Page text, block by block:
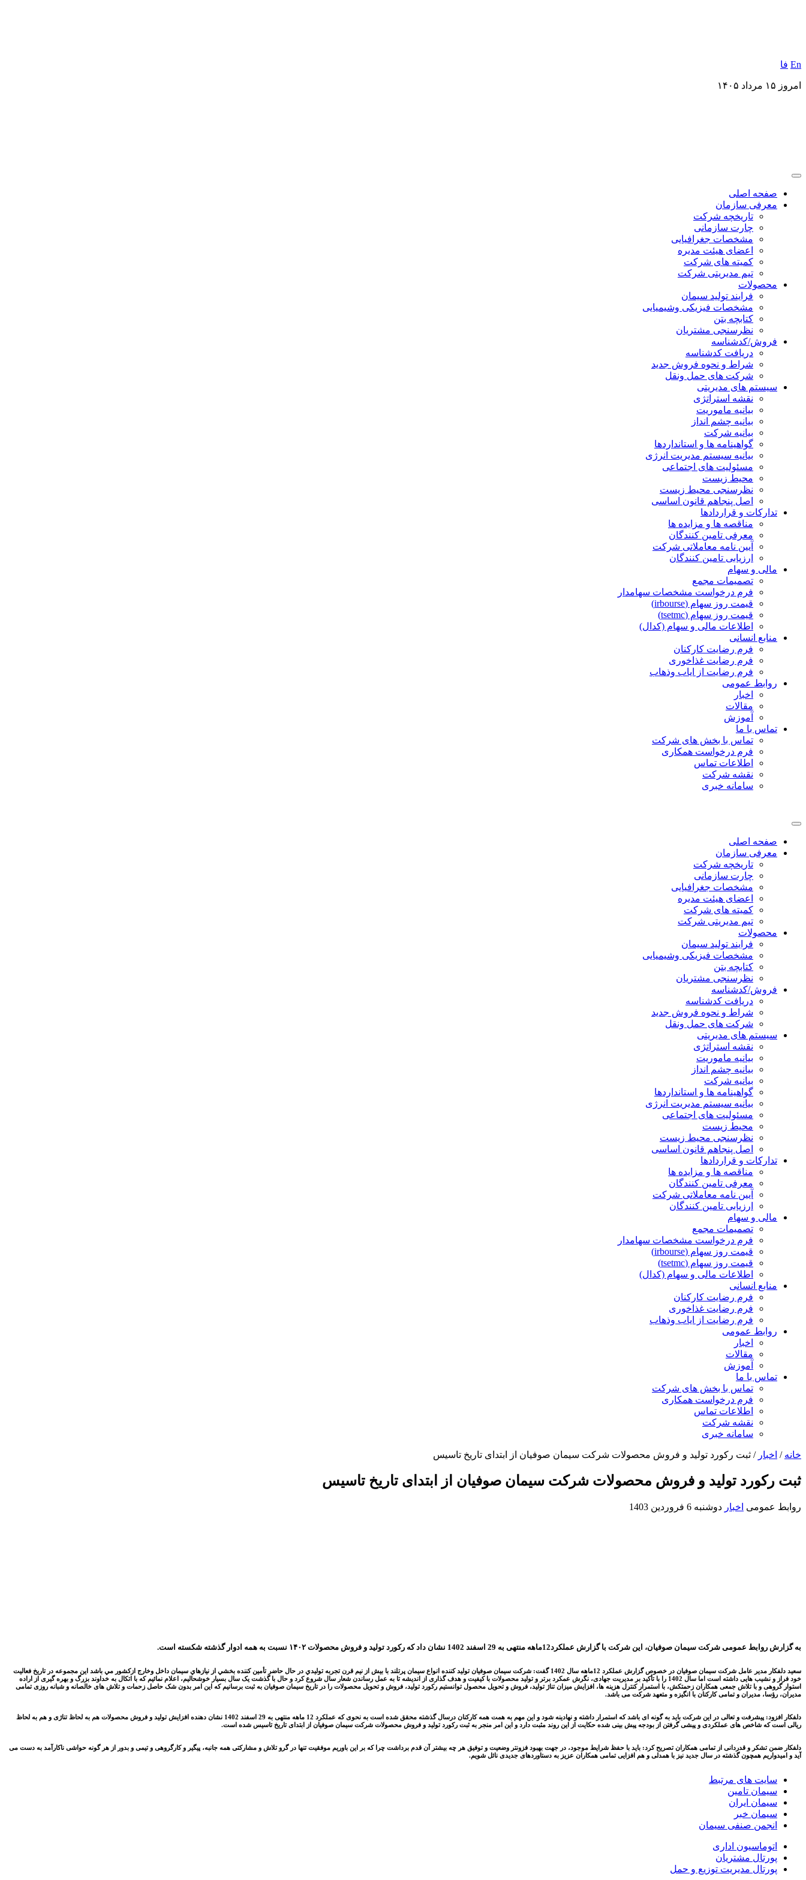
En فا
امروز ۱۵ مرداد ۱۴۰۵
صفحه اصلی
معرفی سازمان
تاریخچه شرکت
چارت سازمانی
مشخصات جغرافیایی
اعضای هیئت مدیره
کمیته های شرکت
تیم مدیریتی شرکت
محصولات
فرایند تولید سیمان
مشخصات فیزیکی وشیمیایی
کتابچه بتن
نظرسنجی مشتریان
فروش/کدشناسه
دریافت کدشناسه
شراط و نحوه فروش جدید
شرکت های حمل ونقل
سیستم های مدیریتی
نقشه استراتژی
بیانیه ماموریت
بیانیه چشم انداز
بیانیه شرکت
گواهینامه ها و استانداردها
بیانیه سیستم مدیریت انرژی
مسئولیت های اجتماعی
محیط زیست
نظرسنجی محیط زیست
اصل پنجاهم قانون اساسی
تدارکات و قراردادها
مناقصه ها و مزایده ها
معرفی تامین کنندگان
آیین نامه معاملاتی شرکت
ارزیابی تامین کنندگان
مالی و سهام
تصمیمات مجمع
فرم درخواست مشخصات سهامدار
قیمت روز سهام (irbourse)
قیمت روز سهام (tsetmc)
اطلاعات مالی و سهام (کدال)
منابع انسانی
فرم رضایت کارکنان
فرم رضایت غذاخوری
فرم رضایت از ایاب وذهاب
روابط عمومی
اخبار
مقالات
آموزش
تماس با ما
تماس با بخش های شرکت
فرم درخواست همکاری
اطلاعات تماس
نقشه شرکت
سامانه خبری
صفحه اصلی
معرفی سازمان
تاریخچه شرکت
چارت سازمانی
مشخصات جغرافیایی
اعضای هیئت مدیره
کمیته های شرکت
تیم مدیریتی شرکت
محصولات
فرایند تولید سیمان
مشخصات فیزیکی وشیمیایی
کتابچه بتن
نظرسنجی مشتریان
فروش/کدشناسه
دریافت کدشناسه
شراط و نحوه فروش جدید
شرکت های حمل ونقل
سیستم های مدیریتی
نقشه استراتژی
بیانیه ماموریت
بیانیه چشم انداز
بیانیه شرکت
گواهینامه ها و استانداردها
بیانیه سیستم مدیریت انرژی
مسئولیت های اجتماعی
محیط زیست
نظرسنجی محیط زیست
اصل پنجاهم قانون اساسی
تدارکات و قراردادها
مناقصه ها و مزایده ها
معرفی تامین کنندگان
آیین نامه معاملاتی شرکت
ارزیابی تامین کنندگان
مالی و سهام
تصمیمات مجمع
فرم درخواست مشخصات سهامدار
قیمت روز سهام (irbourse)
قیمت روز سهام (tsetmc)
اطلاعات مالی و سهام (کدال)
منابع انسانی
فرم رضایت کارکنان
فرم رضایت غذاخوری
فرم رضایت از ایاب وذهاب
روابط عمومی
اخبار
مقالات
آموزش
تماس با ما
تماس با بخش های شرکت
فرم درخواست همکاری
اطلاعات تماس
نقشه شرکت
سامانه خبری
خانه / اخبار / ثبت رکورد تولید و فروش محصولات شرکت سیمان صوفیان از ابتدای تاریخ تاسیس
ثبت رکورد تولید و فروش محصولات شرکت سیمان صوفیان از ابتدای تاریخ تاسیس
روابط عمومی اخبار دوشنبه 6 فروردین 1403
به گزارش روابط عمومی شرکت سیمان صوفیان، این شرکت با گزارش عملکرد12ماهه منتهی به 29 اسفند 1402 نشان داد که رکورد تولید و فروش محصولات ۱۴۰۲ نسبت به همه ادوار گذشته شکسته است .
سعید دلفکار مدیر عامل شرکت سیمان صوفیان در خصوص گزارش عملکرد 12ماهه سال 1402 گفت: شركت سيمان صوفيان توليد كننده انواع سيمان پرتلند با بيش از نیم قرن تجربه توليدي در حال حاضر تأمين كننده بخشي از نيازهاي سيمان داخل وخارج ازكشور مي باشد این مجموعه در تاریخ فعالیت
خود فراز و نشیب هایی داشته است اما سال 1402 را با تأکید بر مدیریت جهادی، نگرش عمکرد برتر و تولید محصولات با کیفیت و هدف گذاری از اندیشه تا به عمل رساندن شعار سال شروع کرد و حال با گذشت یک سال بسیار خوشحالیم، اعلام نمائیم که با اتکال به خداوند بزرگ و بهره گیری از اراده
استوار گروهی و با تلاش جمعی همکاران زحمتکش، با استمرار کنترل هزینه ها، افزایش میزان تناژ تولید، فروش و تحویل محصول توانستیم رکورد تولید، فروش و تحویل محصولات را در تاریخ سیمان صوفیان به ثبت برسانیم که این امر بدون شک حاصل زحمات و تلاش های خالصانه و شبانه روزی تمامی
مدیران، رؤسا، مدیران و تمامی کارکنان با انگیزه و متعهد شرکت می باشد.
دلفکار افزود: پیشرفت و تعالی در این شرکت باید به گونه ای باشد که استمرار داشته و نهادینه شود و این مهم به همت همه کارکنان درسال گذشته محقق شده است به نحوی که عملکرد 12 ماهه منتهی به 29 اسفند 1402 نشان دهنده افزایش تولید و فروش محصولات هم به لحاظ تناژی و هم به لحاظ
ریالی است که شاخص های عملکردی و پیشی گرفتن از بودجه پیش بینی شده حکایت از این روند مثبت دارد و این امر منجر به ثبت رکورد تولید و فروش محصولات شرکت سیمان صوفیان از ابتدای تاریخ تاسیس شده است.
دلفکار ضمن تشکر و قدردانی از تمامی همکاران تصریح کرد: باید با حفظ شرایط موجود، در جهت بهبود فزونتر وضعیت و توفیق هر چه بیشتر آن قدم برداشت چرا که بر این باوريم موفقیت تنها در گرو تلاش و مشارکتی همه جانبه، پیگیر و کارگروهی و تیمی و بدور از هر گونه حواشی ناکارآمد به دست می
آید و امیدواریم همچون گذشته در سال جدید نیز با همدلی و هم افزایی تمامی همکاران عزیز به دستاوردهای جدیدی نائل شویم.
سایت های مرتبط
سیمان تامین
سیمان ایران
سیمان خبر
انجمن صنفی سیمان
اتوماسیون اداری
پورتال مشتریان
پورتال مدیریت توزیع و حمل